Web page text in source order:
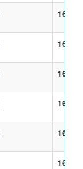
16/
16/
16/
16/
16/
16/